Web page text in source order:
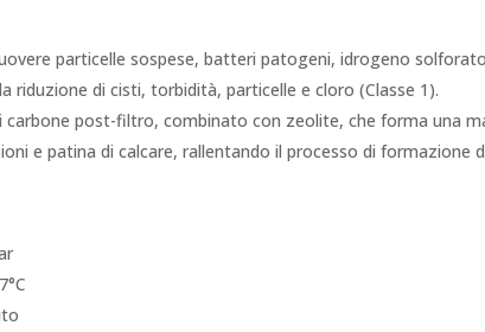
particelle sospese, batteri patogeni, idrogeno
riduzione di cisti, torbidità, particelle e cloro (Classe 1).
carbone post-filtro, combinato con zeolite, che forma una
e patina di calcare, rallentando il processo di formazione